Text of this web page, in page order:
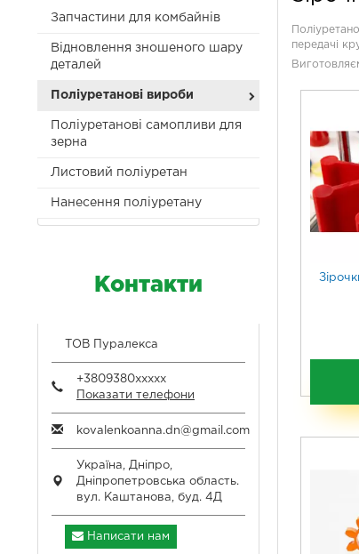
передачі
Запчастини для комбайнів
Відновлення зношеного шару
деталей
Поліуретанові вироби
Поліуретанові самопливи для
зерна
Листовий поліуретан
Нанесення поліуретану
Контакти
ТОВ Пуралекса
+3809380xxxxx
Показати телефони
kovalenkoanna.dn@gmail.com
Україна, Дніпро
Дніпропетровська область.
вул. Каштанова, буд. 4Д
Написати нам